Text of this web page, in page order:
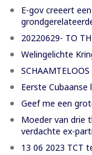
E-gov creeert
20220629- TO
Welingelichte
SCHAAMTELOOS
Eerste Cubaanse
Geef me een
Moeder van drie
verdachte ex-
13 06 2023 TCT